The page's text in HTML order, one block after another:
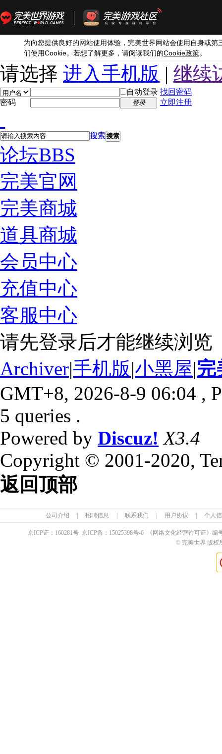
为向您提供良好的网站使用体验，完美世界网站会使用自身或第
们使用Cookie。若想了解更多，请阅读我们的Cookie政策。
请选择 进入手机版 | 继续
自动登录 找回密码
密码
登录 立即注册
搜索 搜索
论坛BBS
完美官网
完美商城
道具商城
会员中心
充值中心
客服中心
请先登录后才能继续浏览
Archiver|手机版|小黑屋|完
GMT+8, 2026-8-9 06:04 ,
5 queries .
Powered by Discuz! X3.4
Copyright © 2001-2020,
返回顶部
公司介绍 招聘信息 联系我们 用户协议 个人
京ICP证： 160281号 京ICP备： 15025398号-6 《网络文化经营许可证》编
© 完美世界 版权